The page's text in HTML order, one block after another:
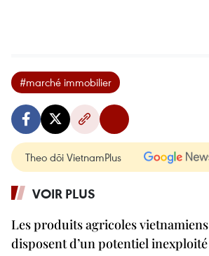
#marché immobilier
Theo dõi VietnamPlus
VOIR PLUS
Les produits agricoles vietnamiens
disposent d’un potentiel inexploité